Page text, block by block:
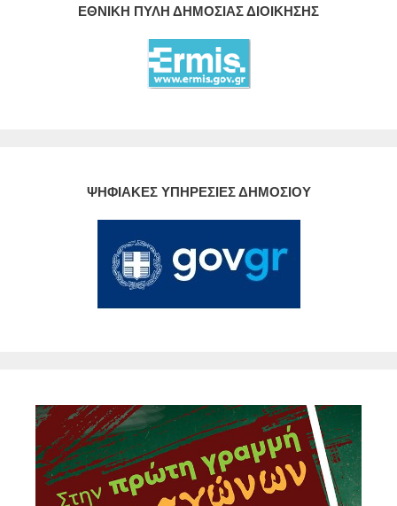
ΕΘΝΙΚΗ ΠΥΛΗ ΔΗΜΟΣΙΑΣ ΔΙΟΙΚΗΣΗΣ
ΨΗΦΙΑΚΕΣ ΥΠΗΡΕΣΙΕΣ ΔΗΜΟΣΙΟΥ